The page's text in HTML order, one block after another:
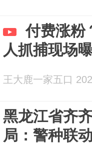
付费涨粉
人抓捕现场
王大鹿一家五口
黑龙江省齐
局：警种联